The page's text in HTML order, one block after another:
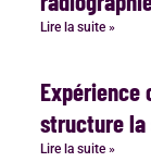
Lire la suite »
Expérience
structure la
Lire la suite »